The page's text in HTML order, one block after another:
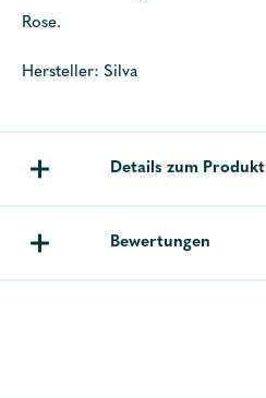
Rose.
Hersteller: Silva
Details zum Produkt
Bewertungen